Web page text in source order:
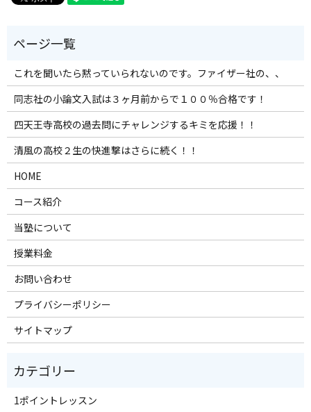
これを聞いたら黙っていられないのです。ファイザー社の、、
同志社の小論文入試は３ヶ月前からで１００％合格です！
四天王寺高校の過去問にチャレンジするキミを応援！！
清風の高校２生の快進撃はさらに続く！！
HOME
コース紹介
当塾について
授業料金
お問い合わせ
プライバシーポリシー
サイトマップ
1ポイントレッスン